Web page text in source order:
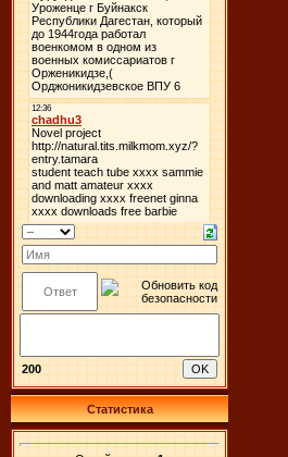
200
Статистика